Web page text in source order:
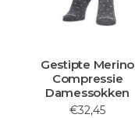
Gestipte Merino
Compressie
Damessokken
€32,45